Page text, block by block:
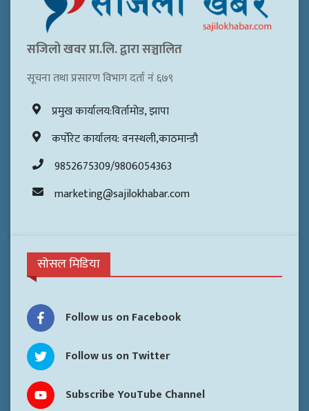
सजिलो खवर प्रा.लि. द्वारा सञ्चालित
सूचना तथा प्रसारण विभाग दर्ता नं ६७९
प्रमुख कार्यालय:विर्तामोड, झापा
कर्पोरेट कार्यालय: वनस्थली,काठमान्डौ
9852675309/9806054363
marketing@sajilokhabar.com
सोसल मिडिया
Follow us on Facebook
Follow us on Twitter
Subscribe YouTube Channel